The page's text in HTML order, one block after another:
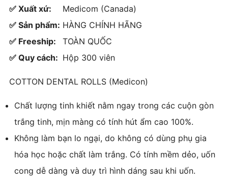
✅ Xuất xứ:
Medicom (Canada)
✅ Sản phẩm: HÀNG CHÍNH HÃNG
✅ Freeship:
TOÀN QUỐC
✅ Quy cách: Hộp 300 viên
COTTON DENTAL ROLLS (Medicon)
Chất lượng tinh khiết nằm ngay trong các cuộn gòn
trắng tinh, mịn màng có tính hút ẩm cao 100%.
Không làm bạn lo ngại, do không có dùng phụ gia
hóa học hoặc chất làm trắng. Có tính mềm dẻo, uốn
cong dễ dàng và duy trì hình dáng sau khi uốn.